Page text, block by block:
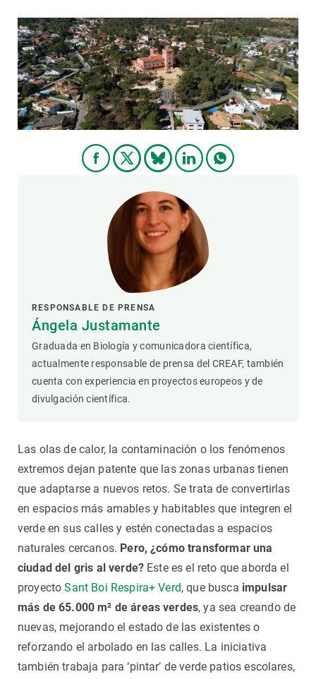
RESPONSABLE DE PRENSA
Ángela Justamante
Graduada en Biología y comunicadora científica,
actualmente responsable de prensa del CREAF, también
cuenta con experiencia en proyectos europeos y de
divulgación científica.
Las olas de calor, la contaminación o los fenómenos
extremos dejan patente que las zonas urbanas tienen
que adaptarse a nuevos retos. Se trata de convertirlas
en espacios más amables y habitables que integren el
verde en sus calles y estén conectadas a espacios
naturales cercanos. Pero, ¿cómo transformar una
ciudad del gris al verde? Este es el reto que aborda el
proyectoSant Boi Respira+ Verd, que busca impulsar
más de 65.000 m² de áreas verdes, ya sea creando de
nuevas, mejorando el estado de las existentes o
reforzando el arbolado en las calles. La iniciativa
también trabaja para ‘pintar’ de verde patios escolares,